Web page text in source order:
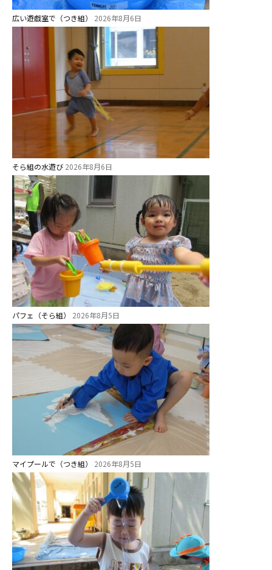
広い遊戯室で（つき組） 2026年8月6日
そら組の水遊び 2026年8月6日
パフェ（そら組） 2026年8月5日
マイプールで（つき組） 2026年8月5日
美⽊多チコスブログ
未就園児クラス
0歳親子登園［マカロンクラス ]
1歳・2歳親子登園［マリポサクラ
ス ]
2歳児ひとり登園［ゆず組 ]
グループ施設・
関係先リンク
学校法⼈鴨⾕学園 鳳幼稚園
学校法⼈諏訪森学園 諏訪森幼稚
園
⼤阪府私⽴幼稚園連盟
社会福祉法人野田福祉会